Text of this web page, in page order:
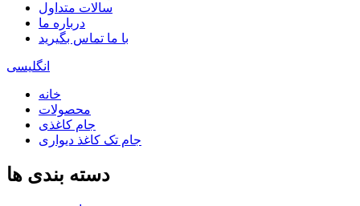
سالات متداول
درباره ما
با ما تماس بگیرید
انگلیسی
خانه
محصولات
جام کاغذی
جام تک کاغذ دیواری
دسته بندی ها